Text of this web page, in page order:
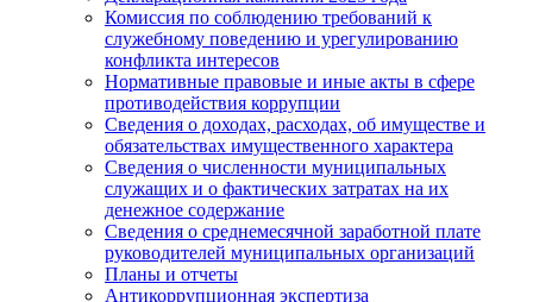
Комиссия по соблюдению требований к
служебному поведению и урегулированию
конфликта интересов
Нормативные правовые и иные акты в сфере
противодействия коррупции
Сведения о доходах, расходах, об имуществе и
обязательствах имущественного характера
Сведения о численности муниципальных
служащих и о фактических затратах на их
денежное содержание
Сведения о среднемесячной заработной плате
руководителей муниципальных организаций
Планы и отчеты
Антикоррупционная экспертиза